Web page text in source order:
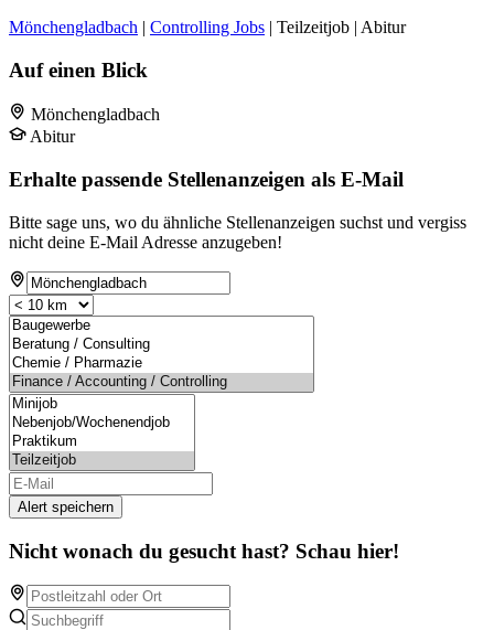
Mönchengladbach | Controlling Jobs | Teilzeitjob | Abitur
Auf einen Blick
Mönchengladbach
Abitur
Erhalte passende Stellenanzeigen als E-Mail
Bitte sage uns, wo du ähnliche Stellenanzeigen suchst und vergiss
nicht deine E-Mail Adresse anzugeben!
Alert speichern
Nicht wonach du gesucht hast? Schau hier!